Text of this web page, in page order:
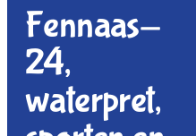
Fennaas-
24,
waterpret,